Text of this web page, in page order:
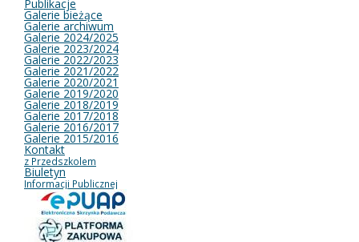
Publikacje
Galerie bieżące
Galerie archiwum
Galerie 2024/2025
Galerie 2023/2024
Galerie 2022/2023
Galerie 2021/2022
Galerie 2020/2021
Galerie 2019/2020
Galerie 2018/2019
Galerie 2017/2018
Galerie 2016/2017
Galerie 2015/2016
Kontakt
z Przedszkolem
Biuletyn
Informacji Publicznej